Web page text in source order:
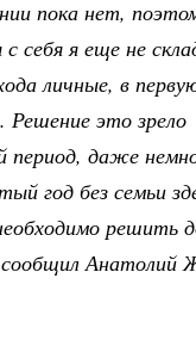
пока нет,
с себя я еще не
личные, в
Решение это зрело
период, даже
год без семьи
решить
Анатолий